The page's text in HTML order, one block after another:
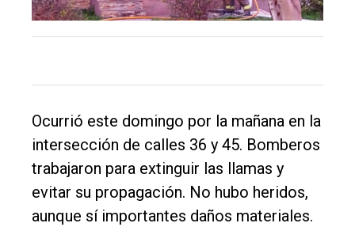
Política
Cultura
Entrevistas
Rural
Deportes
Ocurrió este domingo por la mañana en la
intersección de calles 36 y 45. Bomberos
trabajaron para extinguir las llamas y
evitar su propagación. No hubo heridos,
aunque sí importantes daños materiales.